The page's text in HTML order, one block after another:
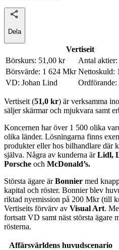
Dela
Vertiseit
Börskurs: 51,00 kr
Antal
Börsvärde: 1 624 Mkr Nettoskuld:
VD: Johan Lind
Vertiseit (51,0 kr) är verksamma
säljer skärmar och mjukvara samt
Koncernen har över 1 500 olika
olika länder. Lösningarna finns
produkter eller hos bilhandlare där
själva. Några av kunderna ärLidl,
Porsche och McDonald’s.
Största ägare ärBonnier med
kapital och röster. Bonnier blev
riktad nyemission på 200 Mkr (till
Vertiseits förvärv av Visual Art.
fortsatt VD samt näst största ägare
rösterna.
Affärsvärldens huvudscenario